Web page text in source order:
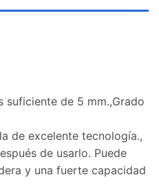
suficiente de 5 mm.,Grado
de excelente tecnología.,
de usarlo. Puede
y una fuerte capacidad